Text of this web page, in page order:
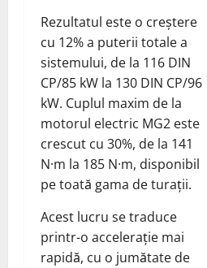
Rezultatul este o creștere
cu 12% a puterii totale a
sistemului, de la 116 DIN
CP/85 kW la 130 DIN CP/96
kW. Cuplul maxim de la
motorul electric MG2 este
crescut cu 30%, de la 141
N·m la 185 N·m, disponibil
pe toată gama de turații.
Acest lucru se traduce
printr-o accelerație mai
rapidă, cu o jumătate de